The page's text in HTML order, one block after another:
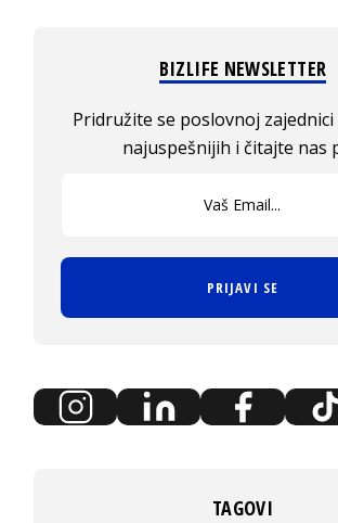
BIZLIFE NEWSLETTER
Pridružite se poslovnoj zajednici
najuspešnijih i čitajte nas
PRIJAVI SE
TAGOVI